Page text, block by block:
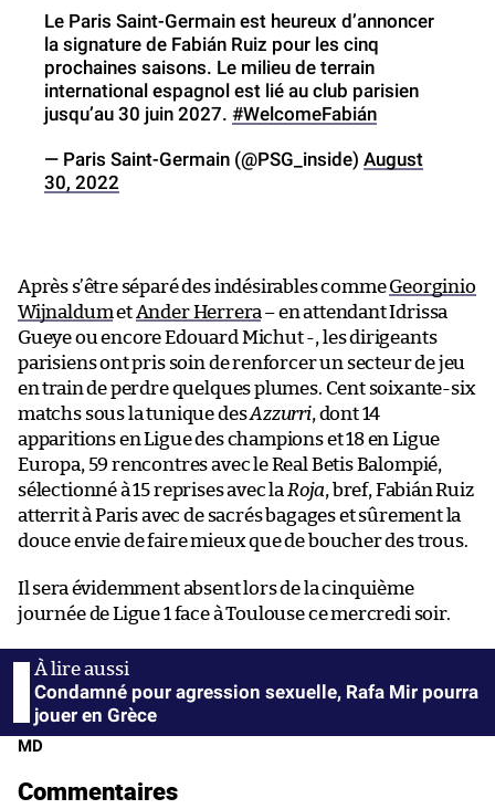
Le Paris Saint-Germain est heureux d’annoncer
la signature de Fabián Ruiz pour les cinq
prochaines saisons. Le milieu de terrain
international espagnol est lié au club parisien
jusqu’au 30 juin 2027. #WelcomeFabián
— Paris Saint-Germain (@PSG_inside) August
30, 2022
Après s’être séparé des indésirables commeGeorginio
WijnaldumetAnder Herrera – en attendant Idrissa
Gueye ou encore Edouard Michut -, les dirigeants
parisiens ont pris soin de renforcer un secteur de jeu
en train de perdre quelques plumes. Cent soixante-six
matchs sous la tunique desAzzurri, dont 14
apparitions en Ligue des champions et 18 en Ligue
Europa, 59 rencontres avec le Real Betis Balompié,
sélectionné à 15 reprises avec la Roja, bref, Fabián Ruiz
atterrit à Paris avec de sacrés bagages et sûrement la
douce envie de faire mieux que de boucher des trous.
Il sera évidemment absent lors de la cinquième
journée de Ligue 1 face à Toulouse ce mercredi soir.
Condamné pour agression sexuelle, Rafa Mir pourra
jouer en Grèce
MD
Commentaires